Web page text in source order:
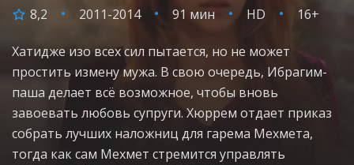
8,2 2011-2014 91 мин HD 16+
Хатидже изо всех сил пытается, но не может
простить измену мужа. В свою очередь, Ибрагим-
паша делает всё возможное, чтобы вновь
завоевать любовь супруги. Хюррем отдает приказ
собрать лучших наложниц для гарема Мехмета,
тогда как сам Мехмет стремится управлять